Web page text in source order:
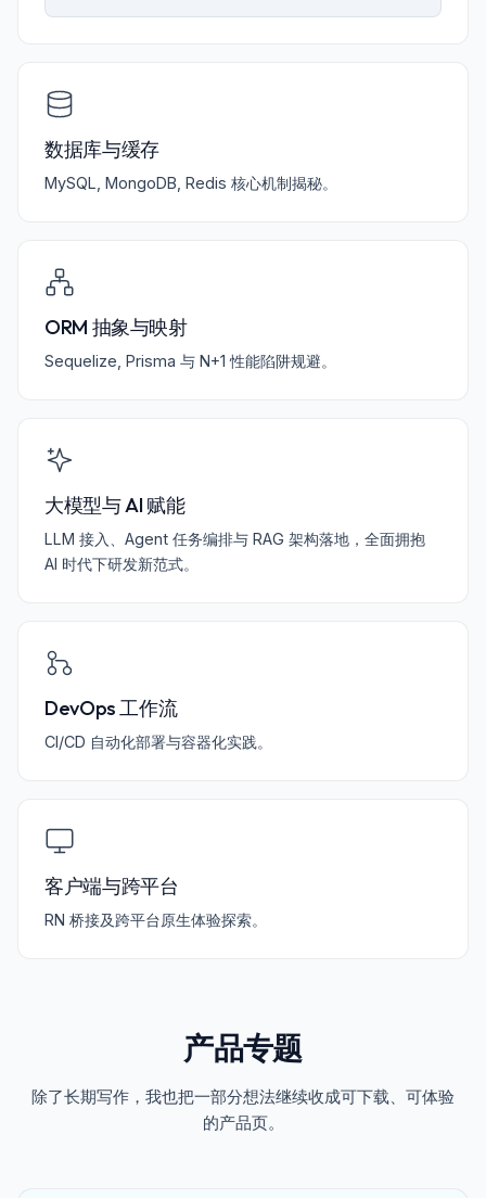
数据库与缓存
MySQL, MongoDB, Redis 核心机制揭秘。
ORM 抽象与映射
Sequelize, Prisma 与 N+1 性能陷阱规避。
大模型与 AI 赋能
LLM 接入、Agent 任务编排与 RAG 架构落地，全面拥抱
AI 时代下研发新范式。
DevOps 工作流
CI/CD 自动化部署与容器化实践。
客户端与跨平台
RN 桥接及跨平台原生体验探索。
产品专题
除了长期写作，我也把一部分想法继续收成可下载、可体验
的产品页。